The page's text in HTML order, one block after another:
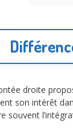
droite
son intérêt
souvent